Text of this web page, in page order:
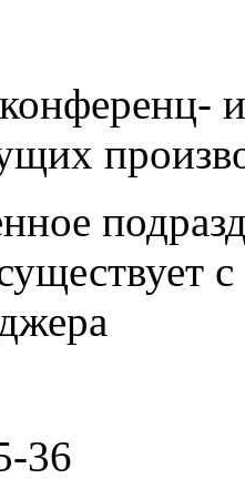
36